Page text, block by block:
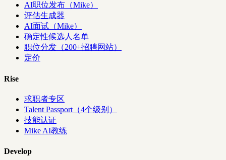
AI职位发布（Mike）
评估生成器
AI面试（Mike）
确定性候选人名单
职位分发（200+招聘网站）
定价
Rise
求职者专区
Talent Passport（4个级别）
技能认证
Mike AI教练
Develop